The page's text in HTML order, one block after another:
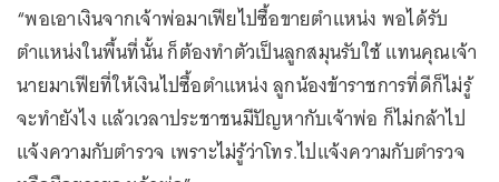
“พอเอาเงินจากเจ้าพ่อมาเฟียไปซื้อขายตำแหน่ง พอได้รับ
ตำแหน่งในพื้นที่นั้น ก็ต้องทำตัวเป็นลูกสมุนรับใช้ แทนคุณเจ้า
นายมาเฟียที่ให้เงินไปซื้อตำแหน่ง ลูกน้องข้าราชการที่ดีก็ไม่รู้
จะทำยังไง แล้วเวลาประชาชนมีปัญหากับเจ้าพ่อ ก็ไม่กล้าไป
แจ้งความกับตำรวจ เพราะไม่รู้ว่าโทร.ไปแจ้งความกับตำรวจ